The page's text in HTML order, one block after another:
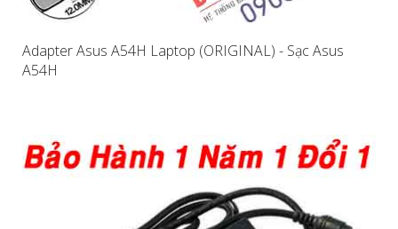
Adapter Asus A54H Laptop (ORIGINAL) - Sạc Asus
A54H